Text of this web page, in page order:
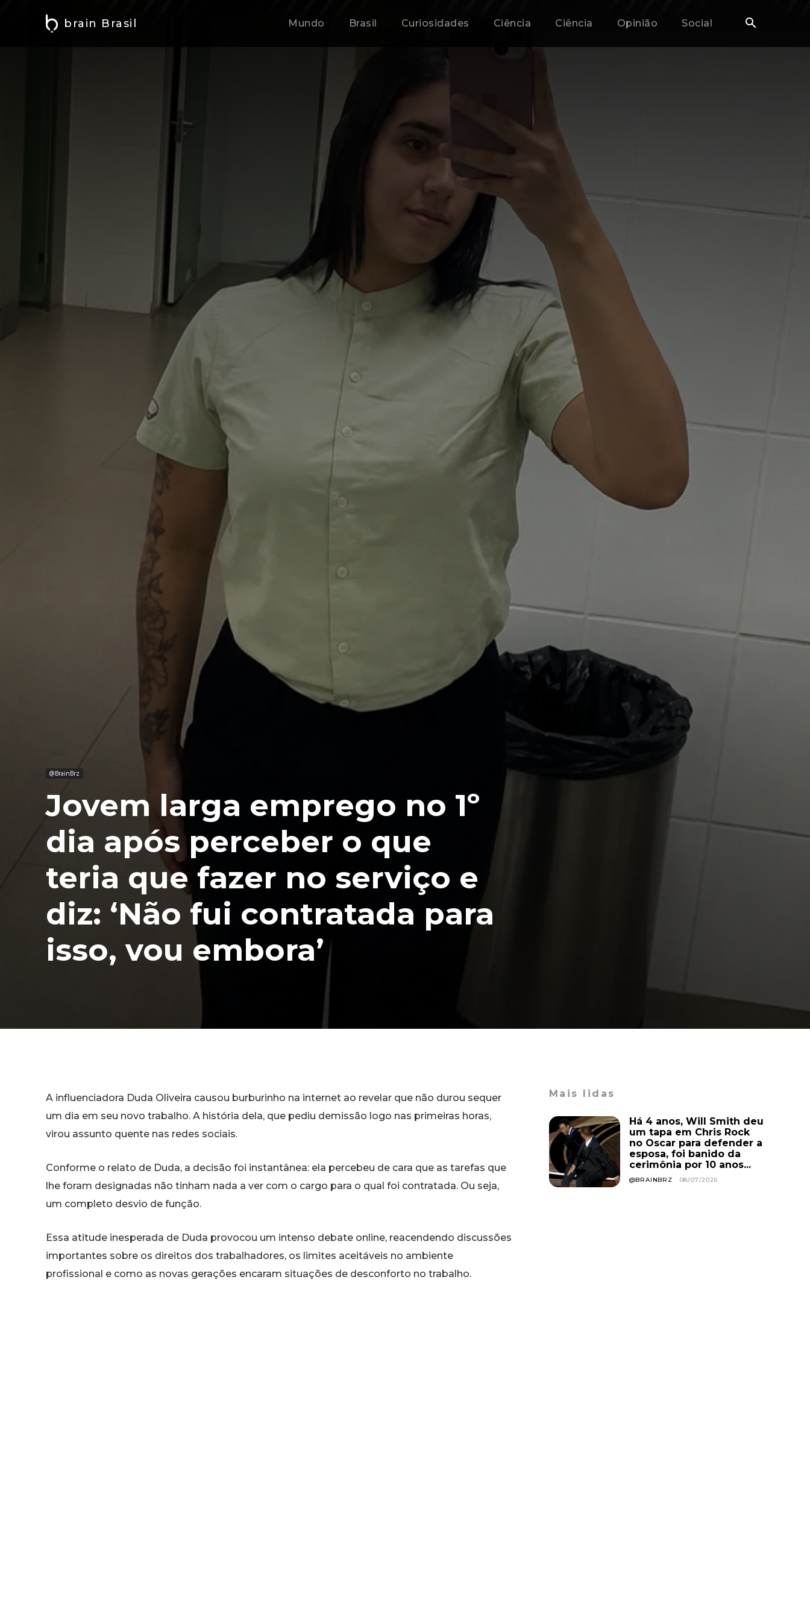
brain Brasil Mundo Brasil Curiosidades Ciência Ciência Opinião Social
@BrainBrz
Jovem larga emprego no 1º
dia após perceber o que
teria que fazer no serviço e
diz: ‘Não fui contratada para
isso, vou embora’
A influenciadora Duda Oliveira causou burburinho na internet ao revelar que não durou sequer
um dia em seu novo trabalho. A história dela, que pediu demissão logo nas primeiras horas,
virou assunto quente nas redes sociais.
Conforme o relato de Duda, a decisão foi instantânea: ela percebeu de cara que as tarefas que
lhe foram designadas não tinham nada a ver com o cargo para o qual foi contratada. Ou seja,
um completo desvio de função.
Essa atitude inesperada de Duda provocou um intenso debate online, reacendendo discussões
importantes sobre os direitos dos trabalhadores, os limites aceitáveis no ambiente
profissional e como as novas gerações encaram situações de desconforto no trabalho.
Mais lidas
Há 4 anos, Will Smith deu
um tapa em Chris Rock
no Oscar para defender a
esposa, foi banido da
cerimônia por 10 anos...
@BRAINBRZ 08/07/2026